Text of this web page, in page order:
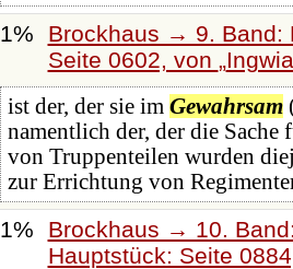
1%
Brockhaus → 9. Band:
Seite 0602, von
ist der, der sie im Gewahrsam
namentlich der, der die
von Truppenteilen wurden
zur Errichtung von
1%
Brockhaus → 10.
Hauptstück: Seite